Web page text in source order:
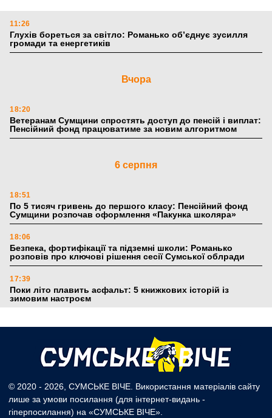
11:26
Глухів бореться за світло: Романько об’єднує зусилля
громади та енергетиків
Вчора
18:20
Ветеранам Сумщини спростять доступ до пенсій і виплат:
Пенсійний фонд працюватиме за новим алгоритмом
6 серпня
18:51
По 5 тисяч гривень до першого класу: Пенсійний фонд
Сумщини розпочав оформлення «Пакунка школяра»
18:06
Безпека, фортифікації та підземні школи: Романько
розповів про ключові рішення сесії Сумської облради
17:39
Поки літо плавить асфальт: 5 книжкових історій із
зимовим настроєм
5 серпня
обладнання від партнерів із Німеччини
© 2020 - 2026, СУМСЬКЕ ВІЧЕ. Використання матеріалів сайту
лише за умови посилання (для інтернет-видань -
гіперпосилання) на «СУМСЬКЕ ВІЧЕ».